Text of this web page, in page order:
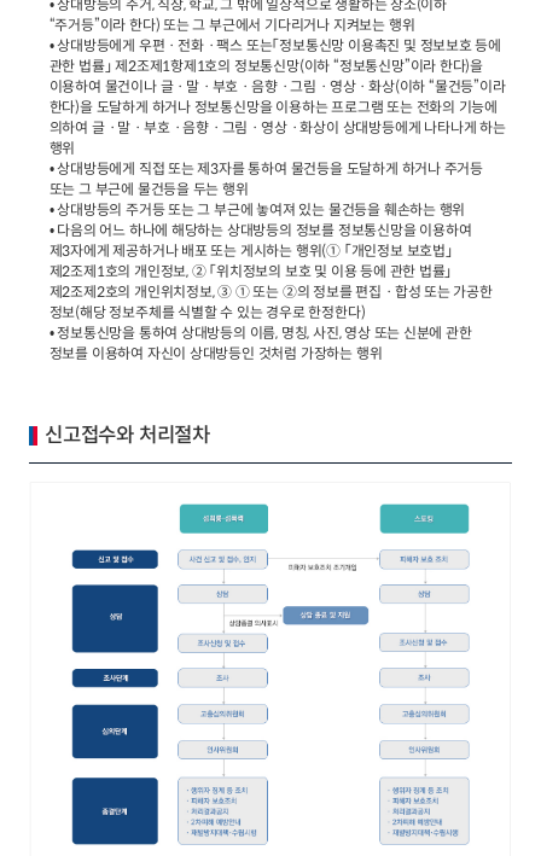
• 상대방등의 주거, 직장, 학교, 그 밖에 일상적으로 생활하는 장소(이하
“주거등”이라 한다) 또는 그 부근에서 기다리거나 지켜보는 행위
• 상대방등에게 우편ㆍ전화ㆍ팩스 또는「정보통신망 이용촉진 및 정보보호 등에
관한 법률」 제2조제1항제1호의 정보통신망(이하 “정보통신망”이라 한다)을
이용하여 물건이나 글ㆍ말ㆍ부호ㆍ음향ㆍ그림ㆍ영상ㆍ화상(이하 “물건등”이라
한다)을 도달하게 하거나 정보통신망을 이용하는 프로그램 또는 전화의 기능에
의하여 글ㆍ말ㆍ부호ㆍ음향ㆍ그림ㆍ영상ㆍ화상이 상대방등에게 나타나게 하는
행위
• 상대방등에게 직접 또는 제3자를 통하여 물건등을 도달하게 하거나 주거등
또는 그 부근에 물건등을 두는 행위
• 상대방등의 주거등 또는 그 부근에 놓여져 있는 물건등을 훼손하는 행위
• 다음의 어느 하나에 해당하는 상대방등의 정보를 정보통신망을 이용하여
제3자에게 제공하거나 배포 또는 게시하는 행위(① 「개인정보 보호법」
제2조제1호의 개인정보, ② 「위치정보의 보호 및 이용 등에 관한 법률」
제2조제2호의 개인위치정보, ③ ① 또는 ②의 정보를 편집ㆍ합성 또는 가공한
정보(해당 정보주체를 식별할 수 있는 경우로 한정한다)
• 정보통신망을 통하여 상대방등의 이름, 명칭, 사진, 영상 또는 신분에 관한
정보를 이용하여 자신이 상대방등인 것처럼 가장하는 행위
신고접수와 처리절차